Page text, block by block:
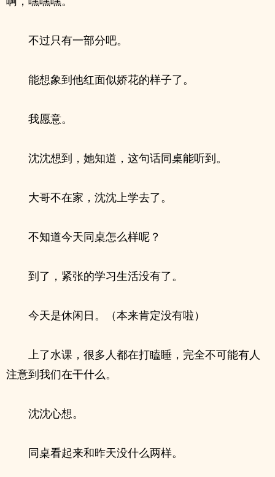
不过只有一部分吧。
能想象到他红面似娇花的样子了。
我愿意。
沈沈想到，她知道，这句话同桌能听到。
大哥不在家，沈沈上学去了。
不知道今天同桌怎么样呢？
到了，紧张的学习生活没有了。
今天是休闲日。（本来肯定没有啦）
上了水课，很多人都在打瞌睡，完全不可能有人
注意到我们在干什么。
沈沈心想。
同桌看起来和昨天没什么两样。